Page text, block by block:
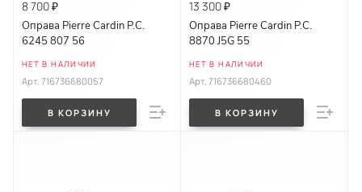
8 700 ₽
Оправа Pierre Cardin P.C.
6245 807 56
НЕТ В НАЛИЧИИ
Арт. 716736680057
В КОРЗИНУ
13 300 ₽
Оправа Pierre Cardin P.C.
8870 J5G 55
НЕТ В НАЛИЧИИ
Арт. 716736680460
В КОРЗИНУ